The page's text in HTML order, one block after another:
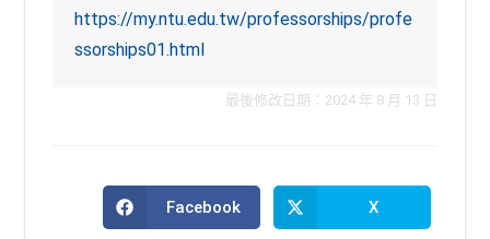
https://my.ntu.edu.tw/professorships/profe
ssorships01.html
最後修改日期：2024 年 8 月 13 日
Opens
in
Facebook
Opens
in
X